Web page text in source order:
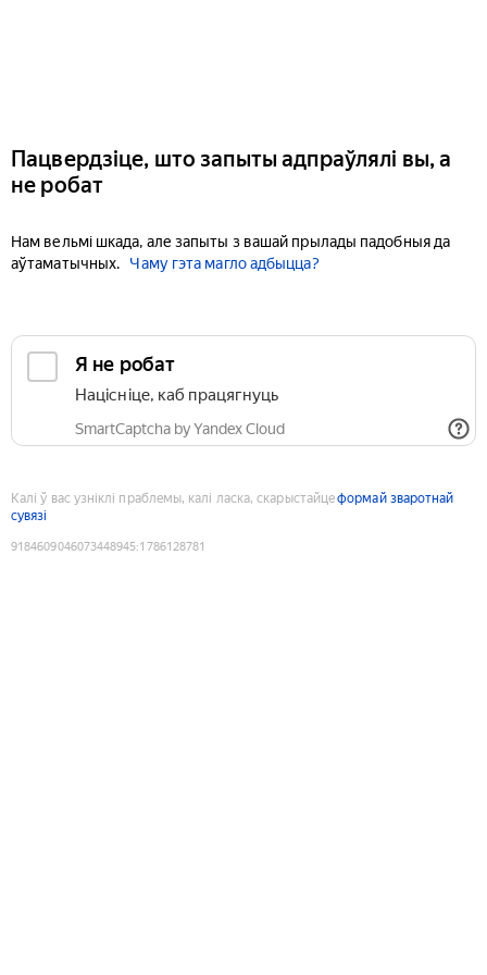
Пацвердзіце, што запыты адпраўлялі вы, а
не робат
Нам вельмі шкада, але запыты з вашай прылады падобныя да
аўтаматычных.
Чаму гэта магло адбыцца?
Я не робат
Націсніце, каб працягнуць
SmartCaptcha by Yandex Cloud
Калі ў вас узніклі праблемы, калі ласка, скарыстайцеформай зваротнай
сувязі
9184609046073448945:1786128781